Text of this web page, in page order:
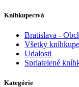
Kníhkupectvá
Bratislava -
Všetky
Udalosti
Spriatelené
Kategórie